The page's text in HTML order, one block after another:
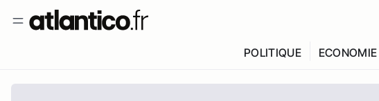
POLITIQUE ECONOMIE